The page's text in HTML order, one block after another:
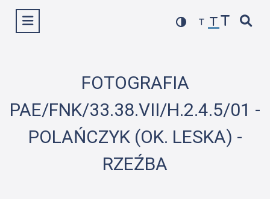
Wyświetl menu
FOTOGRAFIA
PAE/FNK/33.38.VII/H.2.4.5/01 -
POLAŃCZYK (OK. LESKA) -
RZEŹBA